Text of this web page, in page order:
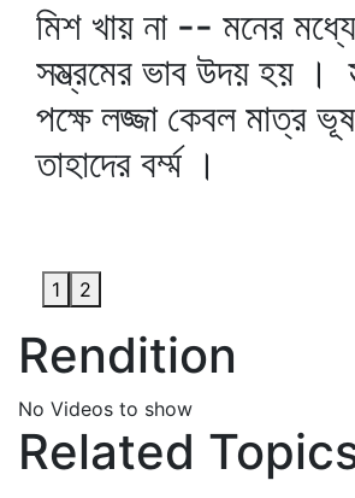
মিশ খায় না -- মনের
সম্ভ্রমের ভাব উদয় হয় ।
পক্ষে লজ্জা কেবল মাত্র
তাহাদের বর্ম্ম ।
1 2
Rendition
No Videos to show
Related